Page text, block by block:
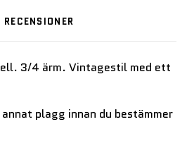
RECENSIONER
3/4 ärm. Vintagestil med ett
plagg innan du bestämmer